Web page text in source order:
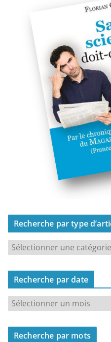
Recherche par type
c
e
Recherche par date
c
Recherche par mots